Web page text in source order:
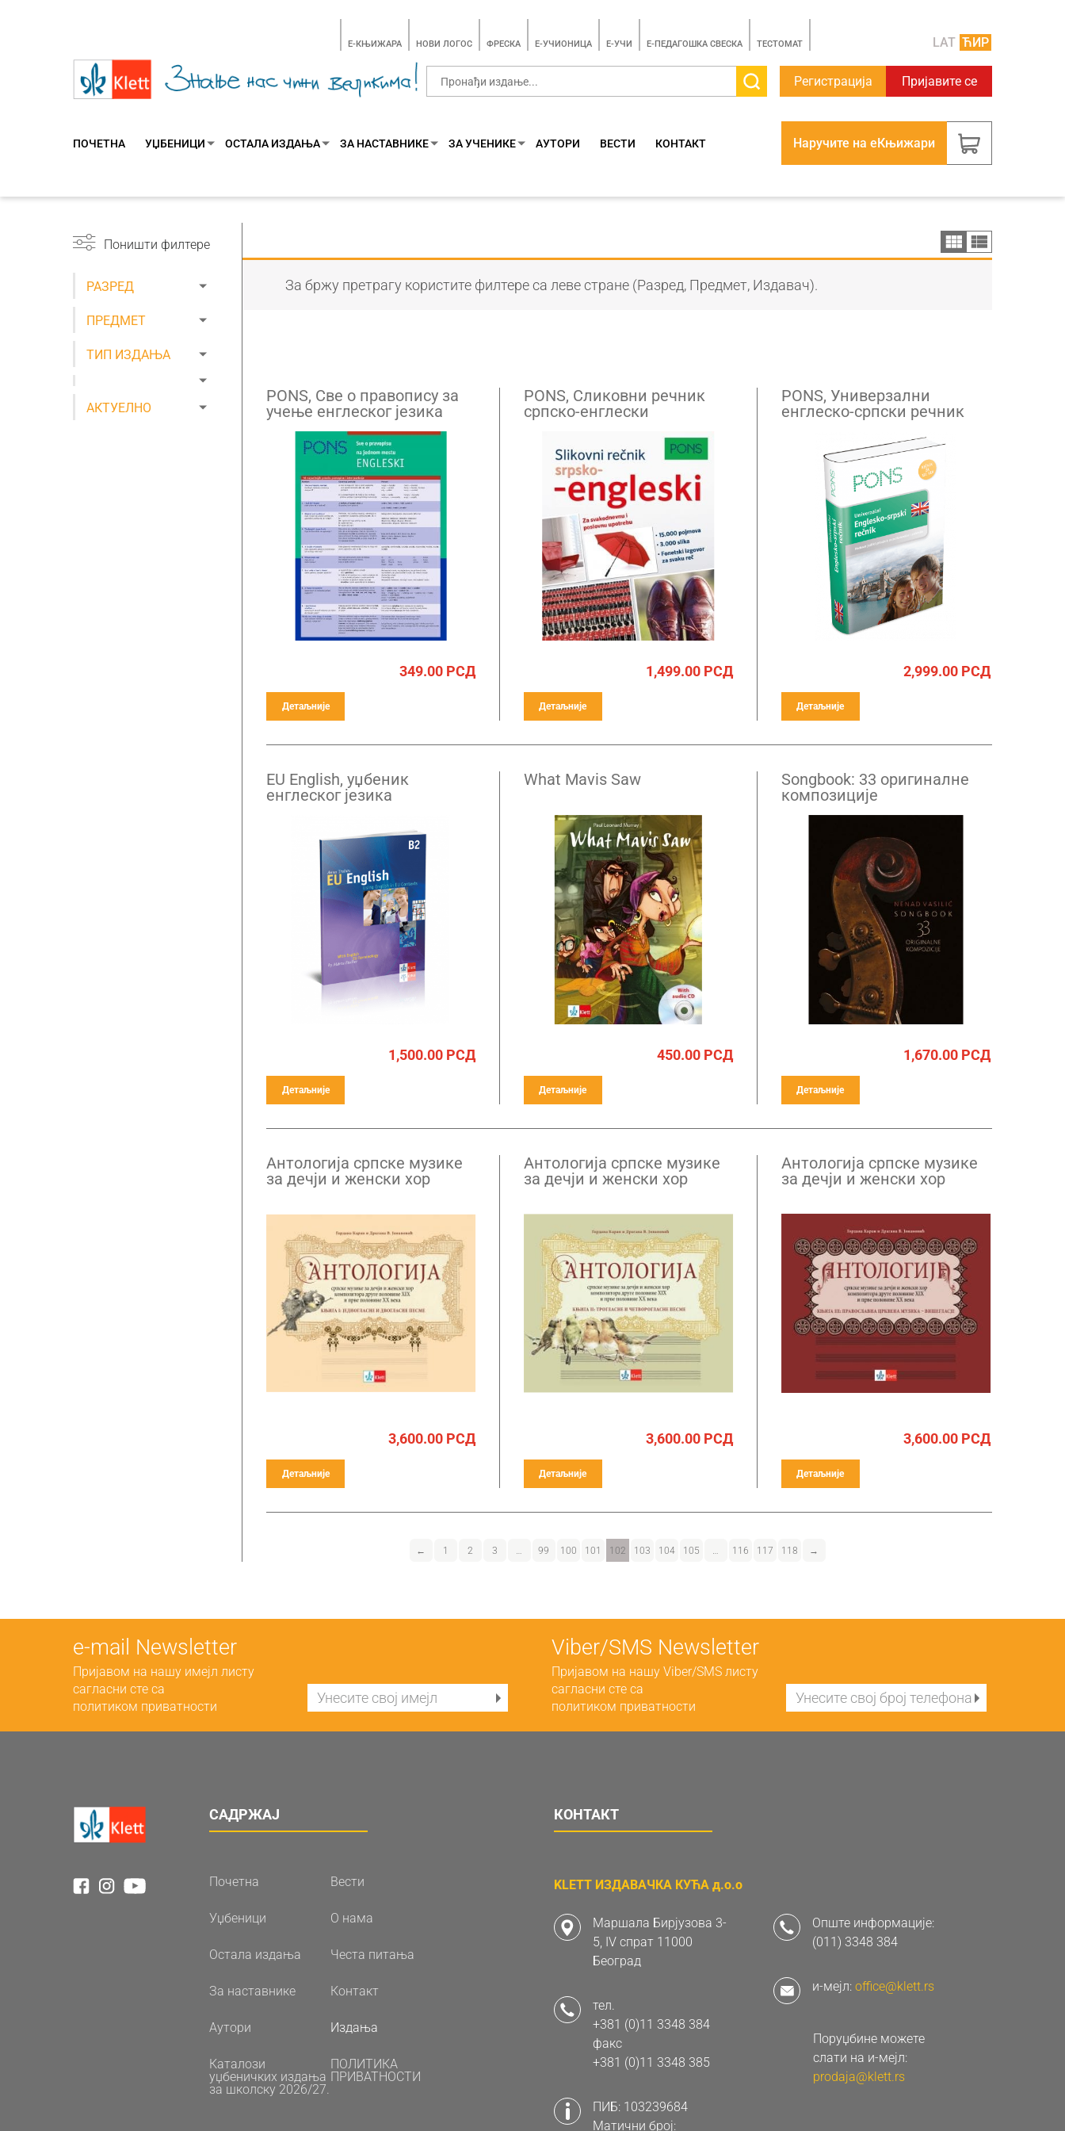
E-КЊИЖАРА НОВИ ЛОГОС ФРЕСКА E-УЧИОНИЦА E-УЧИ Е-ПЕДАГОШКА СВЕСКА TЕСТОМАТ LAT ЋИР
Регистрација Пријавите се
ПОЧЕТНА УЏБЕНИЦИ ОСТАЛА ИЗДАЊА ЗА НАСТАВНИКЕ ЗА УЧЕНИКЕ АУТОРИ ВЕСТИ КОНТАКТ Наручите на еКњижари
Поништи филтере
РАЗРЕД
ПРЕДМЕТ
ТИП ИЗДАЊА
АКТУЕЛНО
За бржу претрагу користите филтере са леве стране (Разред, Предмет, Издавач).
PONS, Све о правопису за
учење енглеског језика
349.00РСД
Детаљније
PONS, Сликовни речник
српско-енглески
1,499.00РСД
Детаљније
PONS, Универзални
енглеско-српски речник
2,999.00РСД
Детаљније
EU English, уџбеник
енглеског језика
1,500.00РСД
Детаљније
What Mavis Saw
450.00РСД
Детаљније
Songbook: 33 оригиналне
композиције
1,670.00РСД
Детаљније
Антологија српске музике
за дечји и женски хор
половине XIX и прве
3,600.00РСД
Детаљније
Антологија српске музике
за дечји и женски хор
половине XIX и прве
половине XX века – књига
3,600.00РСД
Детаљније
Антологија српске музике
за дечји и женски хор
половине XIX и прве
половине XX века – књига
3,600.00РСД
Детаљније
← 1 2 3 … 99 100 101 102 103 104 105 … 116 117 118 →
е-mail Newsletter
Пријавом на нашу имејл листу
сагласни сте са
политиком приватности
Viber/SMS Newsletter
Пријавом на нашу Viber/SMS листу
сагласни сте са
политиком приватности
САДРЖАЈ
Почетна Вести
Уџбеници О нама
Остала издања Честа питања
За наставнике Контакт
Аутори Издања
Каталози
уџбеничких издања
за школску 2026/27.
ПОЛИТИКА
ПРИВАТНОСТИ
КОНТАКТ
KLETT ИЗДАВАЧКА КУЋА д.о.о
Маршала Бирјузова 3-
5, IV спрат 11000
Београд
тел.
+381 (0)11 3348 384
факс
+381 (0)11 3348 385
ПИБ: 103239684
Матични број:
Опште информације:
(011) 3348 384
и-мејл: office@klett.rs
Поруџбине можете
слати на и-мејл:
prodaja@klett.rs